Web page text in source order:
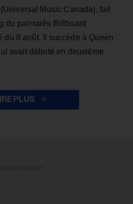
(Universal Music Canada), fait
du palmarès Billboard
du 8 août. Il succède à Queen
avait débuté en deuxième
PLUS